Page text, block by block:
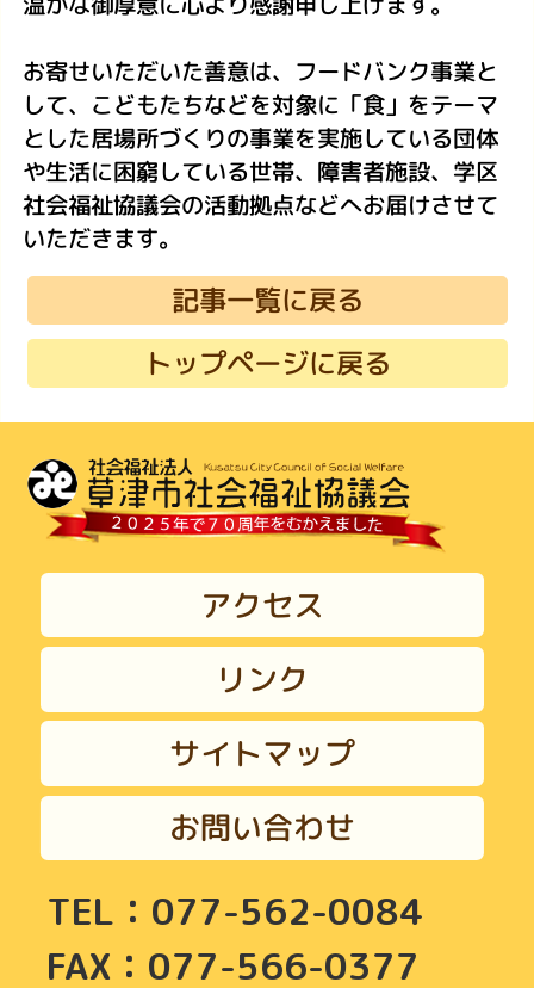
お寄せいただいた善意は、フードバンク事業と
して、こどもたちなどを対象に「食」をテーマ
とした居場所づくりの事業を実施している団体
や生活に困窮している世帯、障害者施設、学区
社会福祉協議会の活動拠点などへお届けさせて
いただきます。
記事一覧に戻る
トップページに戻る
アクセス
リンク
サイトマップ
お問い合わせ
TEL：077-562-0084
FAX：077-566-0377